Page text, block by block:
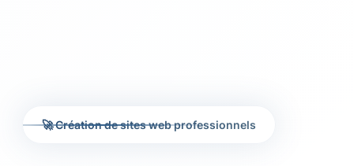
🚀 Création de sites web professionnels